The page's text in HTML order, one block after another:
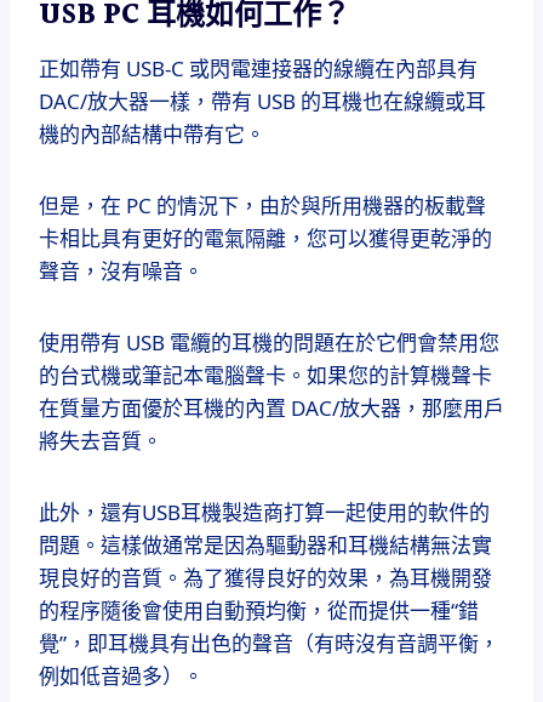
USB PC 耳機如何工作？
正如帶有 USB-C 或閃電連接器的線纜在內部具有
DAC/放大器一樣，帶有 USB 的耳機也在線纜或耳
機的內部結構中帶有它。
但是，在 PC 的情況下，由於與所用機器的板載聲
卡相比具有更好的電氣隔離，您可以獲得更乾淨的
聲音，沒有噪音。
使用帶有 USB 電纜的耳機的問題在於它們會禁用您
的台式機或筆記本電腦聲卡。 如果您的計算機聲卡
在質量方面優於耳機的內置 DAC/放大器，那麼用戶
將失去音質。
此外，還有USB耳機製造商打算一起使用的軟件的
問題。 這樣做通常是因為驅動器和耳機結構無法實
現良好的音質。 為了獲得良好的效果，為耳機開發
的程序隨後會使用自動預均衡，從而提供一種“錯
覺”，即耳機具有出色的聲音（有時沒有音調平衡，
例如低音過多）。